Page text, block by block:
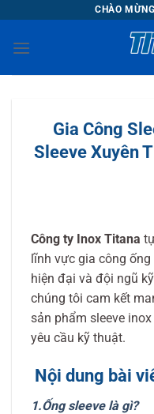
nội
CHÀO
Gia Công
Sleeve Xuyên
Công ty Inox Titana
lĩnh vực gia công
hiện đại và đội ngũ
chúng tôi cam kết
sản phẩm sleeve
yêu cầu kỹ thuật.
Nội dung bài
1.Ống sleeve là gì?